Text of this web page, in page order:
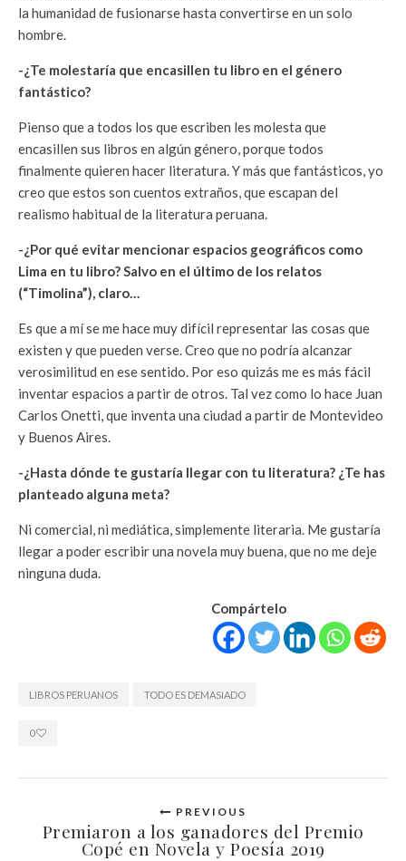
la humanidad de fusionarse hasta convertirse en un solo
hombre.
-¿Te molestaría que encasillen tu libro en el género
fantástico?
Pienso que a todos los que escriben les molesta que
encasillen sus libros en algún género, porque todos
finalmente quieren hacer literatura. Y más que fantásticos, yo
creo que estos son cuentos extraños, que escapan del
realismo habitual de la literatura peruana.
-¿Por qué evitar mencionar espacios geográficos como
Lima en tu libro? Salvo en el último de los relatos
(“Timolina”), claro…
Es que a mí se me hace muy difícil representar las cosas que
existen y que pueden verse. Creo que no podría alcanzar
verosimilitud en ese sentido. Por eso quizás me es más fácil
inventar espacios a partir de otros. Tal vez como lo hace Juan
Carlos Onetti, que inventa una ciudad a partir de Montevideo
y Buenos Aires.
-¿Hasta dónde te gustaría llegar con tu literatura? ¿Te has
planteado alguna meta?
Ni comercial, ni mediática, simplemente literaria. Me gustaría
llegar a poder escribir una novela muy buena, que no me deje
ninguna duda.
Compártelo
LIBROS PERUANOS TODO ES DEMASIADO
0
PREVIOUS
Premiaron a los ganadores del Premio
Copé en Novela y Poesía 2019